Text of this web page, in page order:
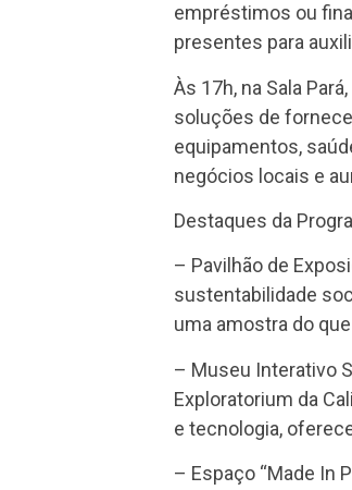
empréstimos ou
presentes para
Às 17h, na Sala
soluções de
equipamentos,
negócios locais e
Destaques da
– Pavilhão de
sustentabilidade
uma amostra do
– Museu Interativo
Exploratorium da
e tecnologia,
– Espaço “Made In